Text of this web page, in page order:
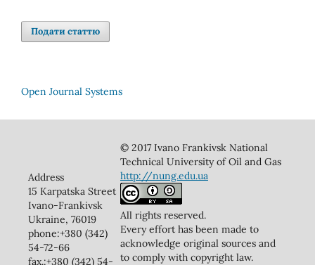
Подати статтю
Open Journal Systems
Address
15 Karpatska Street
Ivano-Frankivsk
Ukraine, 76019
phone:+380 (342)
54-72-66
fax.:+380 (342) 54-
© 2017 Ivano Frankivsk National
Technical University of Oil and Gas
http://nung.edu.ua
All rights reserved.
Every effort has been made to
acknowledge original sources and
to comply with copyright law.